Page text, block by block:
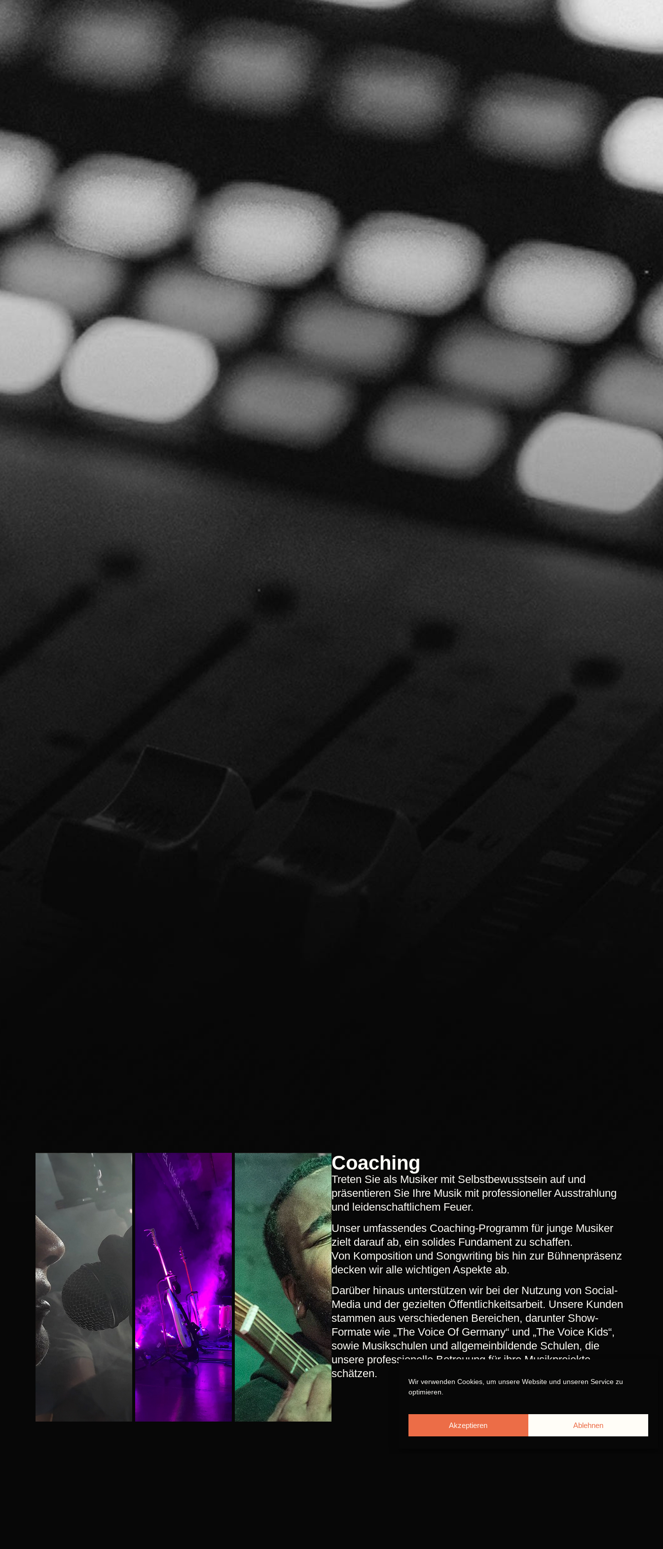
Wir verwenden Cookies, um unsere Website und unseren Service zu
optimieren.
Akzeptieren Ablehnen
Coaching
Treten Sie als Musiker mit Selbstbewusstsein auf und
präsentieren Sie Ihre Musik mit professioneller Ausstrahlung
und leidenschaftlichem Feuer.
Unser umfassendes Coaching-Programm für junge Musiker
zielt darauf ab, ein solides Fundament zu schaffen.
Von Komposition und Songwriting bis hin zur Bühnenpräsenz
decken wir alle wichtigen Aspekte ab.
Darüber hinaus unterstützen wir bei der Nutzung von Social-
Media und der gezielten Öffentlichkeitsarbeit. Unsere Kunden
stammen aus verschiedenen Bereichen, darunter Show-
Formate wie „The Voice Of Germany“ und „The Voice Kids“,
sowie Musikschulen und allgemeinbildende Schulen, die
unsere professionelle Betreuung für ihre Musikprojekte
schätzen.